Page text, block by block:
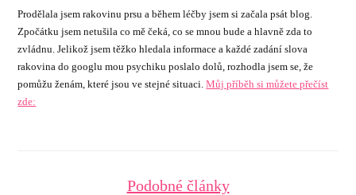
Prodělala jsem rakovinu prsu a během léčby jsem si začala psát blog.
Zpočátku jsem netušila co mě čeká, co se mnou bude a hlavně zda to
zvládnu. Jelikož jsem těžko hledala informace a každé zadání slova
rakovina do googlu mou psychiku poslalo dolů, rozhodla jsem se, že
pomůžu ženám, které jsou ve stejné situaci.Můj příběh si můžete přečíst
zde:
Podobné články